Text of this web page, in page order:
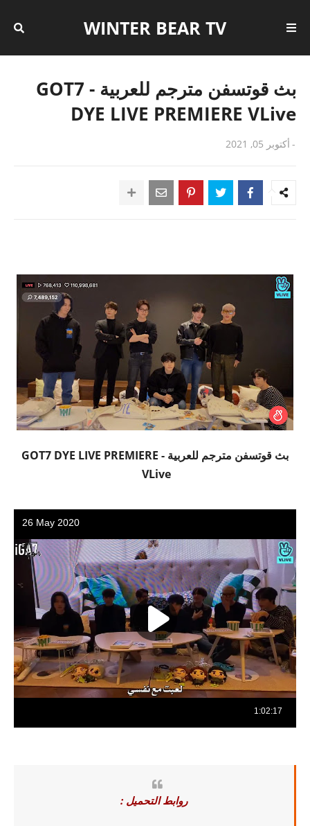
WINTER BEAR TV
بث قوتسفن مترجم للعربية - GOT7
DYE LIVE PREMIERE VLive
- أكتوبر 05, 2021
بث قوتسفن مترجم للعربية - GOT7 DYE LIVE PREMIERE
VLive
روابط التحميل :